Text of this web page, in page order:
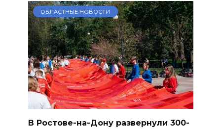
ОБЛАСТНЫЕ НОВОСТИ
В Ростове-на-Дону развернули 300-